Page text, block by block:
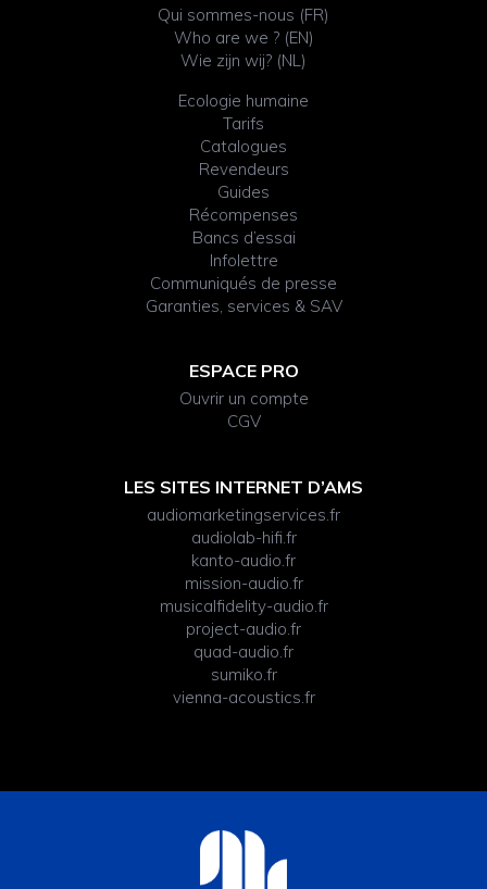
Qui sommes-nous (FR)
Who are we ? (EN)
Wie zijn wij? (NL)
Ecologie humaine
Tarifs
Catalogues
Revendeurs
Guides
Récompenses
Bancs d’essai
Infolettre
Communiqués de presse
Garanties, services & SAV
ESPACE PRO
Ouvrir un compte
CGV
LES SITES INTERNET D’AMS
audiomarketingservices.fr
audiolab-hifi.fr
kanto-audio.fr
mission-audio.fr
musicalfidelity-audio.fr
project-audio.fr
quad-audio.fr
sumiko.fr
vienna-acoustics.fr